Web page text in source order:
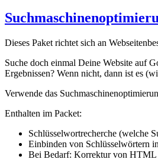
Dieses Paket richtet sich an
Suche doch einmal Deine Website auf
Ergebnissen? Wenn nicht, dann ist es
Verwende das
Enthalten im Packet:
Schlüsselwortrecherche (welche
Einbinden von Schlüsselwörtern
Bei Bedarf: Korrektur von HTML